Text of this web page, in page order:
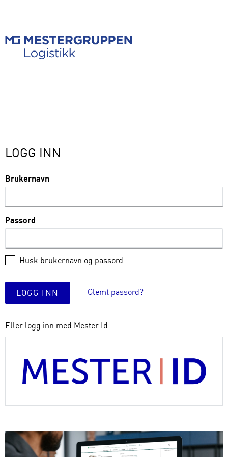
LOGG INN
Brukernavn
Passord
Husk brukernavn og passord
LOGG INN Glemt passord?
Eller logg inn med Mester Id